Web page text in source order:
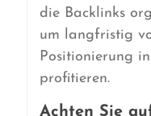
die Backlinks
um langfristig
Positionierung
profitieren.
Achten Sie